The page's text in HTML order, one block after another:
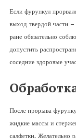
Если фурункул
выход твердой части
ране обязательно
допустить
соседние здоровые
После прорыва
жидкие массы и
салфетки. Желательно